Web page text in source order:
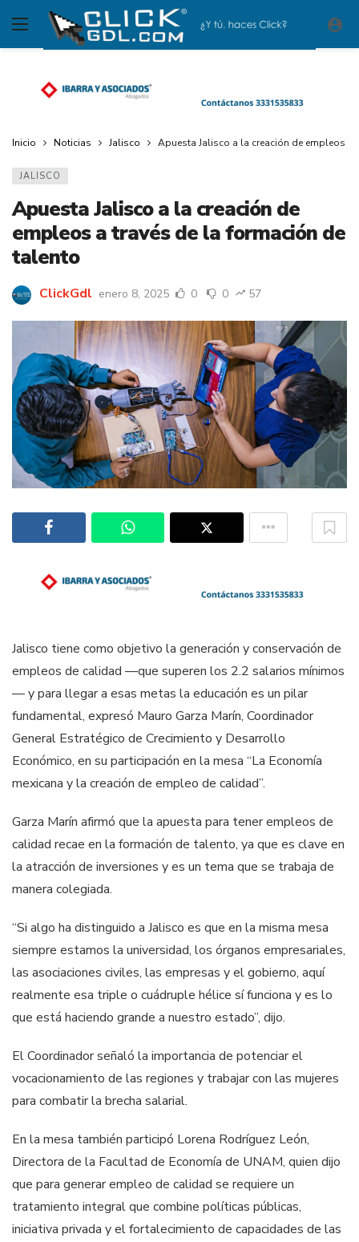
Inicio Noticias Jalisco Apuesta Jalisco a la creación de empleos
JALISCO
Apuesta Jalisco a la creación de
empleos a través de la formación de
talento
ClickGdl enero 8, 2025 0 0 57
Jalisco tiene como objetivo la generación y conservación de
empleos de calidad —que superen los 2.2 salarios mínimos
— y para llegar a esas metas la educación es un pilar
fundamental, expresó Mauro Garza Marín, Coordinador
General Estratégico de Crecimiento y Desarrollo
Económico, en su participación en la mesa “La Economía
mexicana y la creación de empleo de calidad”.
Garza Marín afirmó que la apuesta para tener empleos de
calidad recae en la formación de talento, ya que es clave en
la atracción de inversiones y es un tema que se trabaja de
manera colegiada.
“Si algo ha distinguido a Jalisco es que en la misma mesa
siempre estamos la universidad, los órganos empresariales,
las asociaciones civiles, las empresas y el gobierno, aquí
realmente esa triple o cuádruple hélice sí funciona y es lo
que está haciendo grande a nuestro estado”, dijo.
El Coordinador señaló la importancia de potenciar el
vocacionamiento de las regiones y trabajar con las mujeres
para combatir la brecha salarial.
En la mesa también participó Lorena Rodríguez León,
Directora de la Facultad de Economía de UNAM, quien dijo
que para generar empleo de calidad se requiere un
tratamiento integral que combine políticas públicas,
iniciativa privada y el fortalecimiento de capacidades de las